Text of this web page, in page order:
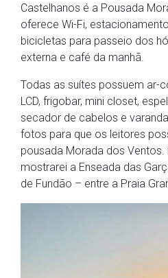
Castelhanos é a Pousada
oferece Wi-Fi,
bicicletas para passeio dos
externa e café da manhã.
Todas as suítes possuem ar-
LCD, frigobar, mini closet,
secador de cabelos e
fotos para que os leitores
pousada Morada dos
mostrarei a Enseada das
de Fundão – entre a Praia